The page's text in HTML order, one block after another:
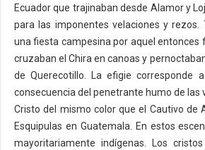
Ecuador que trajinaban desde Alamor y
para las imponentes velaciones y rezos.
una fiesta campesina por aquel entonces
cruzaban el Chira en canoas y
de Querecotillo. La efigie corresponde
consecuencia del penetrante humo de las
Cristo del mismo color que el Cautivo de
Esquipulas en Guatemala. En estos
mayoritariamente indígenas. Los